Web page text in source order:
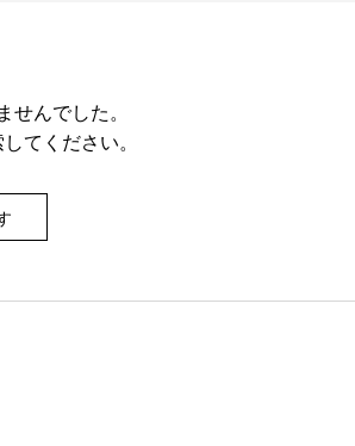
せんでした。
てください。